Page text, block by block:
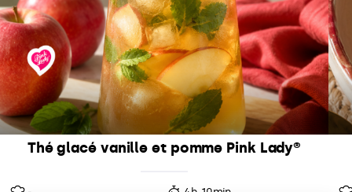
Thé glacé vanille et pomme Pink Lady®